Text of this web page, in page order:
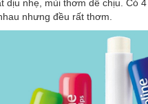
dịu nhẹ, mùi thơm dễ chịu. Có
nhưng đều rất thơm.